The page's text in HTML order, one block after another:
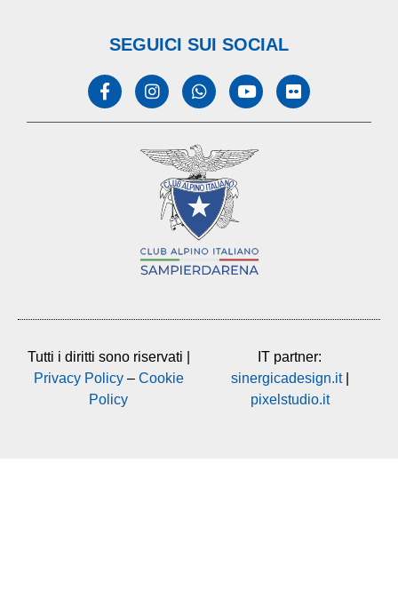
SEGUICI SUI SOCIAL
Tutti i diritti sono riservati |
Privacy Policy– Cookie
Policy
IT partner:
sinergicadesign.it|
pixelstudio.it